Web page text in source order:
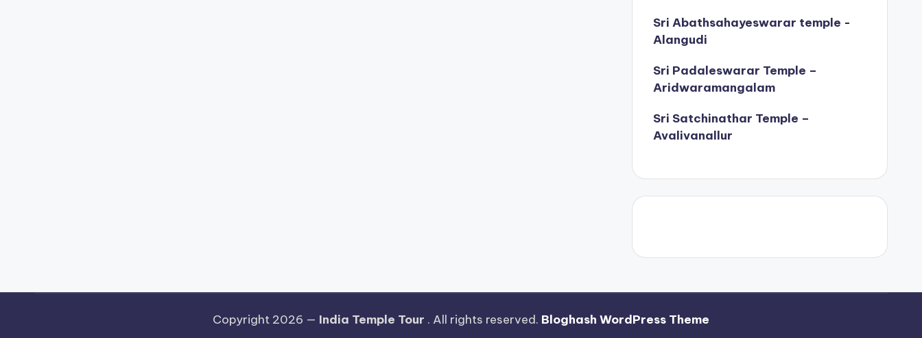
Sri Abathsahayeswarar temple -
Alangudi
Sri Padaleswarar Temple –
Aridwaramangalam
Sri Satchinathar Temple –
Avalivanallur
Copyright 2026 — India Temple Tour . All rights reserved. Bloghash WordPress Theme